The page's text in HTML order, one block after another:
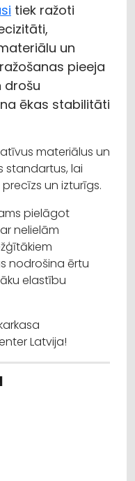
tiek ražoti
un
pieeja
drošu
ēkas stabilitāti
materiālus un
standartus, lai
un izturīgs.
pielāgot
nelielām
nodrošina ērtu
elastību
Latvija!